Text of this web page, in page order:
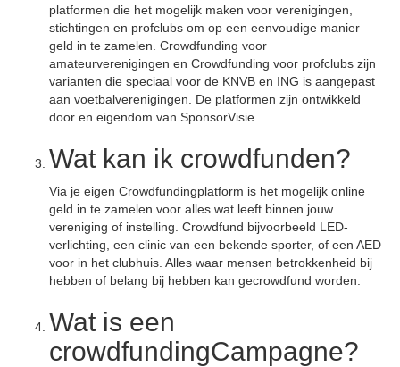
platformen die het mogelijk maken voor verenigingen,
stichtingen en profclubs om op een eenvoudige manier
geld in te zamelen. Crowdfunding voor
amateurverenigingen en Crowdfunding voor profclubs zijn
varianten die speciaal voor de KNVB en ING is aangepast
aan voetbalverenigingen. De platformen zijn ontwikkeld
door en eigendom van SponsorVisie.
Wat kan ik crowdfunden?
Via je eigen Crowdfundingplatform is het mogelijk online
geld in te zamelen voor alles wat leeft binnen jouw
vereniging of instelling. Crowdfund bijvoorbeeld LED-
verlichting, een clinic van een bekende sporter, of een AED
voor in het clubhuis. Alles waar mensen betrokkenheid bij
hebben of belang bij hebben kan gecrowdfund worden.
Wat is een
crowdfundingCampagne?